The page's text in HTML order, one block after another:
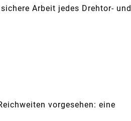
Arbeit jedes Drehtor- und
vorgesehen: eine